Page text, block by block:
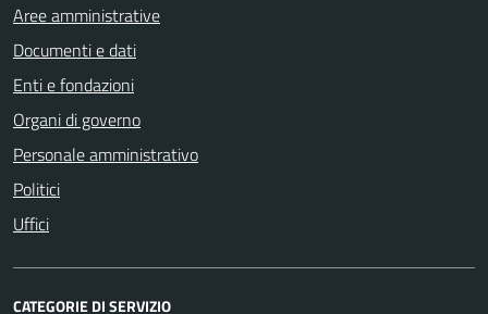
Aree amministrative
Documenti e dati
Enti e fondazioni
Organi di governo
Personale amministrativo
Politici
Uffici
CATEGORIE DI SERVIZIO